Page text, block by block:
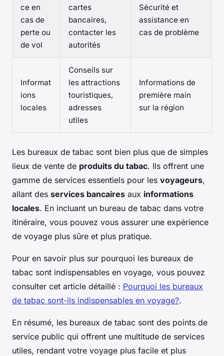
ce en
cas de
perte ou
de vol
cartes
bancaires,
contacter les
autorités
Sécurité et
assistance en
cas de problème
Informat
ions
locales
Conseils sur
les attractions
touristiques,
adresses
utiles
Informations de
première main
sur la région
Les bureaux de tabac sont bien plus que de simples
lieux de vente de produits du tabac. Ils offrent une
gamme de services essentiels pour les voyageurs,
allant des services bancaires aux informations
locales. En incluant un bureau de tabac dans votre
itinéraire, vous pouvez vous assurer une expérience
de voyage plus sûre et plus pratique.
Pour en savoir plus sur pourquoi les bureaux de
tabac sont indispensables en voyage, vous pouvez
consulter cet article détaillé : Pourquoi les bureaux
de tabac sont-ils indispensables en voyage?.
En résumé, les bureaux de tabac sont des points de
service public qui offrent une multitude de services
utiles, rendant votre voyage plus facile et plus